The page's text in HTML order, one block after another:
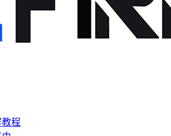
教程